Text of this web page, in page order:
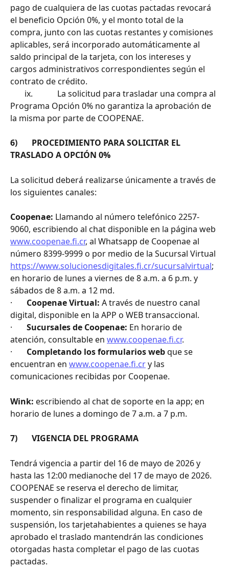
pago de cualquiera de las cuotas pactadas revocará
el beneficio Opción 0%, y el monto total de la
compra, junto con las cuotas restantes y comisiones
aplicables, será incorporado automáticamente al
saldo principal de la tarjeta, con los intereses y
cargos administrativos correspondientes según el
contrato de crédito.
Programa Opción 0% no garantiza la aprobación de
la misma por parte de COOPENAE.
6)       PROCEDIMIENTO PARA SOLICITAR EL
TRASLADO A OPCIÓN 0%
La solicitud deberá realizarse únicamente a través de
los siguientes canales:
Coopenae: Llamando al número telefónico 2257-
9060, escribiendo al chat disponible en la página web
www.coopenae.fi.cr, al Whatsapp de Coopenae al
número 8399-9999 o por medio de la Sucursal Virtual
https://www.solucionesdigitales.fi.cr/sucursalvirtual;
en horario de lunes a viernes de 8 a.m. a 6 p.m. y
sábados de 8 a.m. a 12 md.
· Coopenae Virtual: A través de nuestro canal
digital, disponible en la APP o WEB transaccional.
· Sucursales de Coopenae: En horario de
atención, consultable en www.coopenae.fi.cr.
· Completando los formularios web que se
encuentran en www.coopenae.fi.cr y las
comunicaciones recibidas por Coopenae.
Wink: escribiendo al chat de soporte en la app; en
horario de lunes a domingo de 7 a.m. a 7 p.m.
7)       VIGENCIA DEL PROGRAMA
Tendrá vigencia a partir del 16 de mayo de 2026 y
hasta las 12:00 medianoche del 17 de mayo de 2026.
COOPENAE se reserva el derecho de limitar,
suspender o finalizar el programa en cualquier
momento, sin responsabilidad alguna. En caso de
suspensión, los tarjetahabientes a quienes se haya
aprobado el traslado mantendrán las condiciones
otorgadas hasta completar el pago de las cuotas
pactadas.